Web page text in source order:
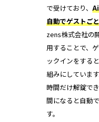
で受けており、
自動でゲストご
zens株式会社の
用することで、
ックインをする
組みにしていま
時間だけ解錠で
間になると自動
す。